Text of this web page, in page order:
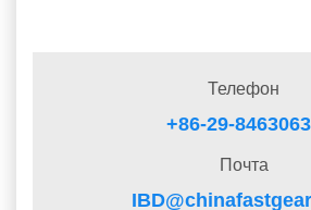
Телефон
+86-29-
Почта